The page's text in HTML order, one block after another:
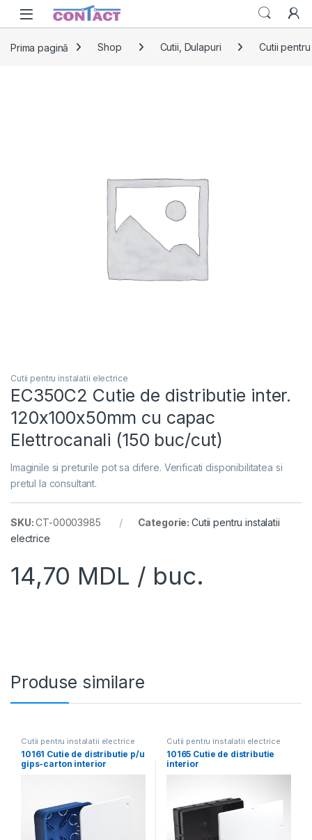
Skip to navigation
Skip to content
Prima pagină Shop Cutii, Dulapuri Cutii
Cutii pentru instalatii electrice
EC350C2 Cutie de distributie inter.
120x100x50mm cu capac
Elettrocanali (150 buc/cut)
Imaginile si preturile pot sa difere. Verificati disponibilitatea si
pretul la consultant.
SKU:CT-00003985 Categorie: Cutii pentru instalatii
electrice
14,70 MDL / buc.
Produse similare
Cutii pentru instalatii electrice
10161 Cutie de distributie p/u
gips-carton interior
100х100х45mm,Tyco,RuVini
Cutii pentru instalatii electrice
10165 Cutie de distributie
interior
280х182х75mm,Tyco,RuVini